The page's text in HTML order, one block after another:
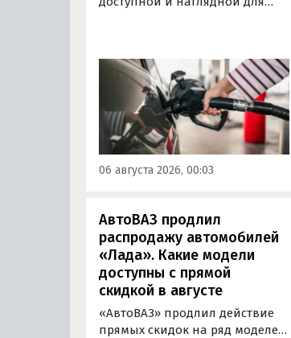
отпускаемого топлива. Это
позволит автовладельцам
осознанно выбрать топливо
определенного класса — от
«Евро-2» до «Евро-5»,
сообщили в Минэнерго РФ.
06 августа 2026, 00:03
АвтоВАЗ продлил
распродажу автомобилей
«Лада». Какие модели
доступны с прямой
скидкой в августе
«АвтоВАЗ» продлил действие
прямых скидок на ряд моделей